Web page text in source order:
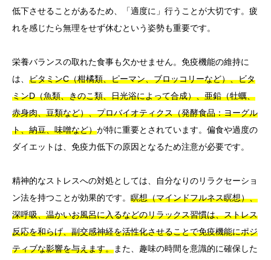
低下させることがあるため、「適度に」行うことが大切です。疲
れを感じたら無理をせず休むという姿勢も重要です。
栄養バランスの取れた食事も欠かせません。免疫機能の維持に
は、 ビタミンC（柑橘類、ピーマン、ブロッコリーなど）、ビタ
ミンD（魚類、きのこ類、日光浴によって合成）、亜鉛（牡蠣、
赤身肉、豆類など）、プロバイオティクス（発酵食品：ヨーグル
ト、納豆、味噌など）が特に重要とされています。偏食や過度の
ダイエットは、免疫力低下の原因となるため注意が必要です。
精神的なストレスへの対処としては、自分なりのリラクセーショ
ン法を持つことが効果的です。 瞑想（マインドフルネス瞑想）、
深呼吸、温かいお風呂に入るなどのリラックス習慣は、ストレス
反応を和らげ、副交感神経を活性化させることで免疫機能にポジ
ティブな影響を与えます。また、趣味の時間を意識的に確保した